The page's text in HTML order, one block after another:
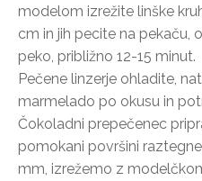
modelom izrežite linške
cm in jih pecite na pekaču,
peko, približno 12-15 minut.
Pečene linzerje ohladite,
marmelado po okusu in
Čokoladni prepečenec
pomokani površini
mm, izrežemo z